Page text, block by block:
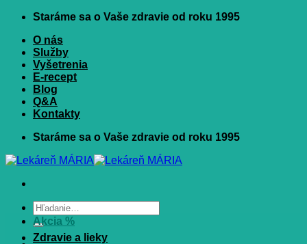
Skip
content
Staráme sa o Vaše zdravie od roku 1995
O nás
Služby
Vyšetrenia
E-recept
Blog
Q&A
Kontakty
Staráme sa o Vaše zdravie od roku 1995
Hľadať:
Akcia %
Zdravie a lieky